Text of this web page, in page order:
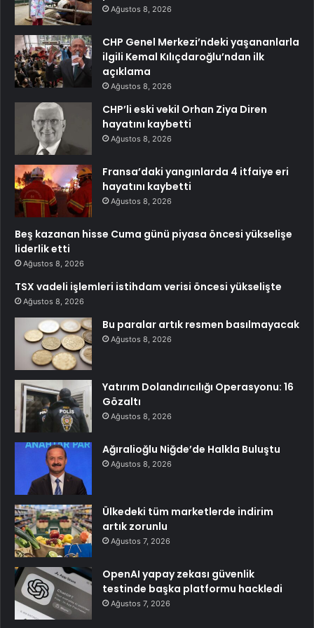
Ağustos 8, 2026
CHP Genel Merkezi’ndeki yaşananlarla
ilgili Kemal Kılıçdaroğlu’ndan ilk
açıklama
Ağustos 8, 2026
CHP’li eski vekil Orhan Ziya Diren
hayatını kaybetti
Ağustos 8, 2026
Fransa’daki yangınlarda 4 itfaiye eri
hayatını kaybetti
Ağustos 8, 2026
Beş kazanan hisse Cuma günü piyasa öncesi yükselişe
liderlik etti
Ağustos 8, 2026
TSX vadeli işlemleri istihdam verisi öncesi yükselişte
Ağustos 8, 2026
Bu paralar artık resmen basılmayacak
Ağustos 8, 2026
Yatırım Dolandırıcılığı Operasyonu: 16
Gözaltı
Ağustos 8, 2026
Ağıralioğlu Niğde’de Halkla Buluştu
Ağustos 8, 2026
Ülkedeki tüm marketlerde indirim
artık zorunlu
Ağustos 7, 2026
OpenAI yapay zekası güvenlik
testinde başka platformu hackledi
Ağustos 7, 2026